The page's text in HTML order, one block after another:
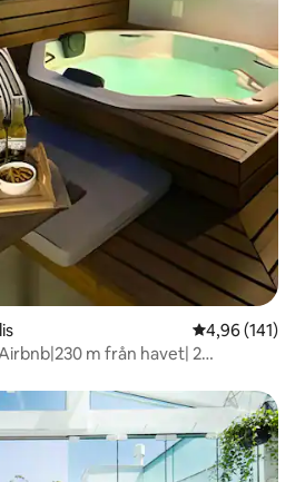
4,96 av 5 i
4,96 (141)
m från havet| 2